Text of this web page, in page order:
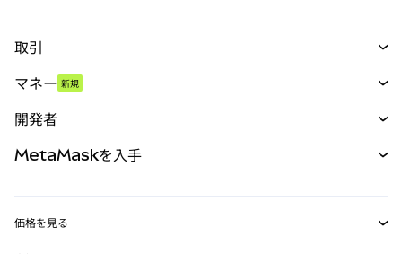
取引
パーペチュアル
RWA
マネー 新規
開発者
MetaMaskを入手
価格を見る